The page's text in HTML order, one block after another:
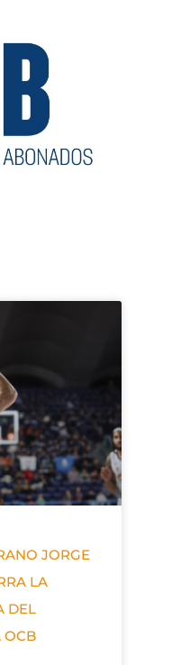
JORGE
LA
DEL
OCB